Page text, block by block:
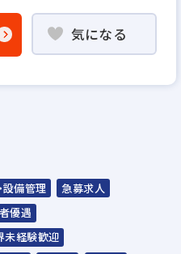
リー
選考
3～4週間を予定。
気になる
設備管理
急募求人
優遇
未経験歓迎